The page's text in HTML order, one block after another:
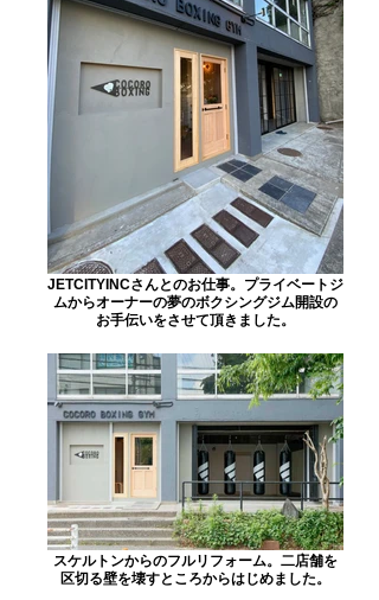
JETCITYINCさんとのお仕事。プライベートジ
ムからオーナーの夢のボクシングジム開設の
お手伝いをさせて頂きました。
スケルトンからのフルリフォーム。二店舗を
区切る壁を壊すところからはじめました。